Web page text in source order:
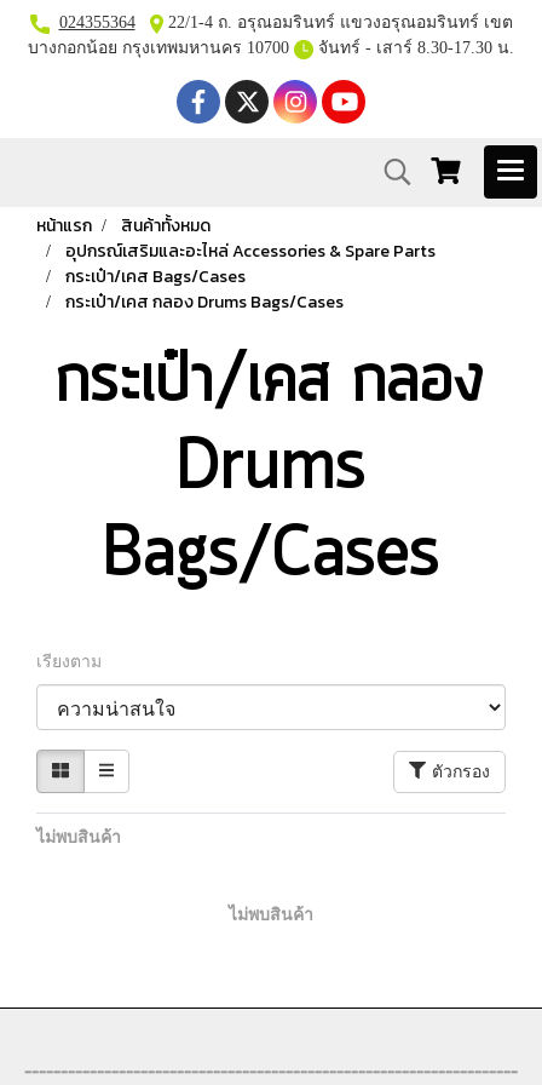
024355364
22/1-4 ถ. อรุณอมรินทร์ แขวงอรุณอมรินทร์ เขต
บางกอกน้อย กรุงเทพมหานคร 10700
จันทร์ - เสาร์ 8.30-17.30 น.
หน้าแรก
สินค้าทั้งหมด
อุปกรณ์เสริมและอะไหล่ Accessories & Spare Parts
กระเป๋า/เคส Bags/Cases
กระเป๋า/เคส กลอง Drums Bags/Cases
กระเป๋า/เคส กลอง
Drums
Bags/Cases
เรียงตาม
ตัวกรอง
ไม่พบสินค้า
ไม่พบสินค้า
--------------------------------------------------------------------